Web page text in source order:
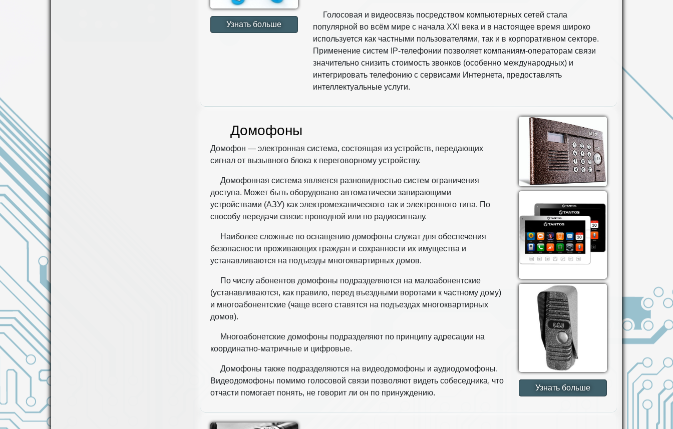
Узнать больше
Голосовая и видеосвязь посредством компьютерных сетей стала
популярной во всём мире с начала XXI века и в настоящее время широко
используется как частными пользователями, так и в корпоративном секторе.
Применение систем IP-телефонии позволяет компаниям-операторам связи
значительно снизить стоимость звонков (особенно международных) и
интегрировать телефонию с сервисами Интернета, предоставлять
интеллектуальные услуги.
Домофоны
Домофон — электронная система, состоящая из устройств, передающих
сигнал от вызывного блока к переговорному устройству.
Домофонная система является разновидностью систем ограничения
доступа. Может быть оборудовано автоматически запирающими
устройствами (АЗУ) как электромеханического так и электронного типа. По
способу передачи связи: проводной или по радиосигналу.
Наиболее сложные по оснащению домофоны служат для обеспечения
безопасности проживающих граждан и сохранности их имущества и
устанавливаются на подъезды многоквартирных домов.
По числу абонентов домофоны подразделяются на малоабонентские
(устанавливаются, как правило, перед въездными воротами к частному дому)
и многоабонентские (чаще всего ставятся на подъездах многоквартирных
домов).
Многоабонетские домофоны подразделяют по принципу адресации на
координатно-матричные и цифровые.
Домофоны также подразделяются на видеодомофоны и аудиодомофоны.
Видеодомофоны помимо голосовой связи позволяют видеть собеседника, что
отчасти помогает понять, не говорит ли он по принуждению.
Узнать больше